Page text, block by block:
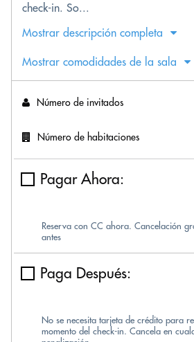
check-in. So...
Mostrar descripción completa
Mostrar comodidades de la sala
Número de invitados
Número de habitaciones
Pagar Ahora:
Reserva con CC ahora. Cancelación
antes
Paga Después:
No se necesita tarjeta de crédito para
momento del check-in. Cancela en